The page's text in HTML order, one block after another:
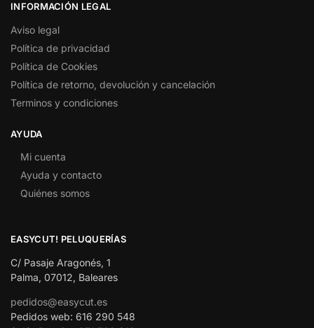
INFORMACIÓN LEGAL
Aviso legal
Política de privacidad
Política de Cookies
Política de retorno, devolución y cancelación
Terminos y condiciones
AYUDA
Mi cuenta
Ayuda y contacto
Quiénes somos
EASYCUT! PELUQUERÍAS
C/ Pasaje Aragonés, 1
Palma, 07012, Baleares
pedidos@easycut.es
Pedidos web: 616 290 548